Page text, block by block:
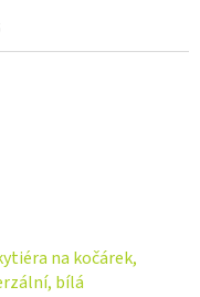
na kočárek,
bílá